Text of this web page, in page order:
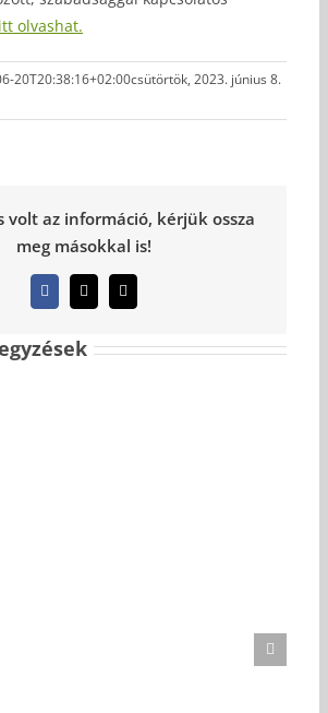
itt olvashat.
20T20:38:16+02:00csütörtök, 2023. június 8.
volt az információ, kérjük ossza
meg másokkal is!
Facebook
X Email: